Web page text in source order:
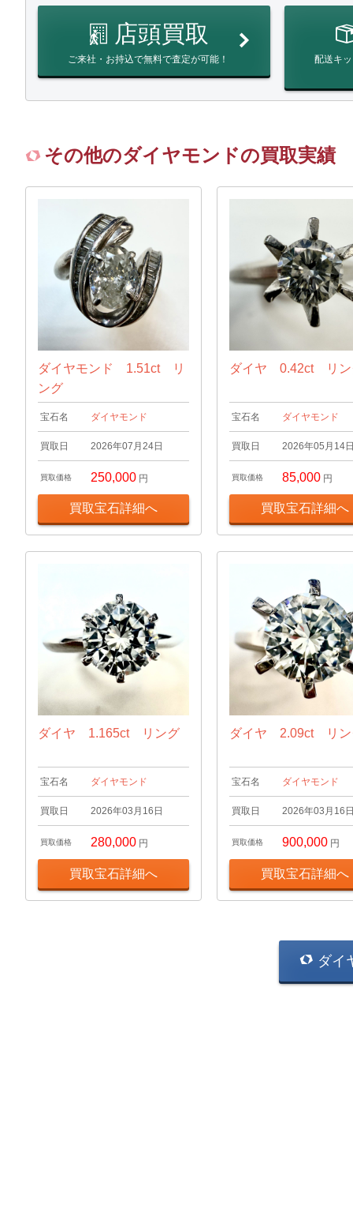
店頭買取
ご来社・お持込で無料で査定が可能！ 配送キ
その他のダイヤモンドの買取実績
ダイヤモンド 1.51ct リ
ング
宝石名 ダイヤモンド
買取日 2026年07月24日
買取価格 250,000 円
買取宝石詳細へ
ダイヤ 0.42ct リン
宝石名 ダイヤモンド
買取日 2026年05月14
買取価格 85,000 円
買取宝石詳細へ
ダイヤ 1.165ct リング
宝石名 ダイヤモンド
買取日 2026年03月16日
買取価格 280,000 円
買取宝石詳細へ
ダイヤ 2.09ct リン
宝石名 ダイヤモンド
買取日 2026年03月16
買取価格 900,000 円
買取宝石詳細へ
ダイ